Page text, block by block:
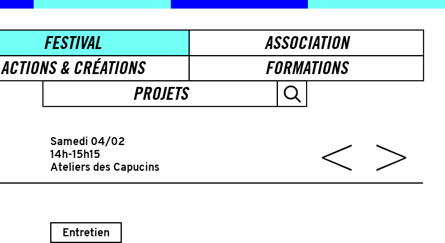
FESTIVAL
ASSOCIATION
ACTIONS & CRÉATIONS
FORMATIONS
PROJETS
Samedi 04/02
14h-15h15
Ateliers des Capucins
Entretien